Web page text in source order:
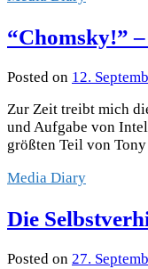
“Chomsky!”
Posted on 12.
Zur Zeit treibt mich
und Aufgabe von
größten Teil von
Media Diary
Die
Posted on 27.